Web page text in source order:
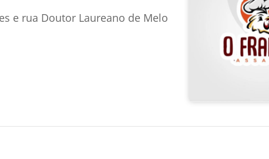
e rua Doutor Laureano de Melo